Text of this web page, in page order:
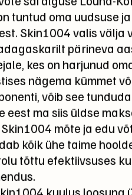
tuntud oma uudsuse
Skin1004 valis välja
pärineva
kes on harjunud
nägema kümmet
võib see
eest ma siis üldse
mõte ja edu
kõik ühe taime
tõttu efektiivsuses
kuulus loosung